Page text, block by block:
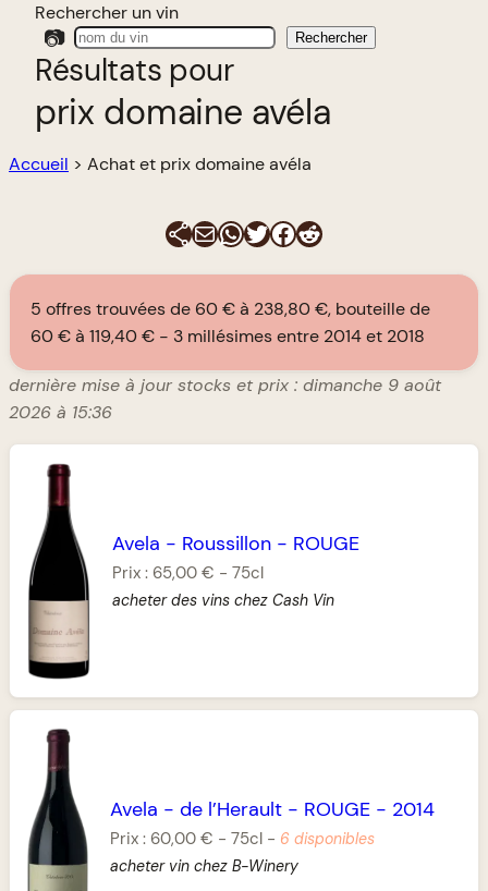
Rechercher un vin
📷 Rechercher
Résultats pour
prix domaine avéla
Accueil > Achat et prix domaine avéla
E-mailWhatsApp
Twitter
Facebook
Reddit
5 offres trouvées de 60 € à 238,80 €, bouteille de
60 € à 119,40 €
3 millésimes entre 2014 et 2018
dernière mise à jour stocks et prix : dimanche 9 août
2026 à 15:36
Avela - Roussillon- ROUGE
Prix : 65,00 € - 75cl
acheter des vins chez Cash Vin
Avela - de l’Herault- ROUGE- 2014
Prix : 60,00 € - 75cl- 6 disponibles
acheter vin chez B-Winery